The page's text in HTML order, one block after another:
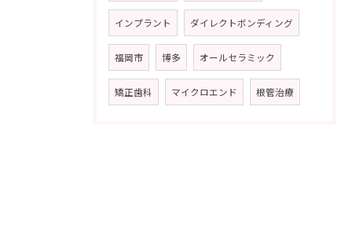
インプラント ダイレクトボンディング
福岡市 博多 オールセラミック
矯正歯科 マイクロエンド 根管治療